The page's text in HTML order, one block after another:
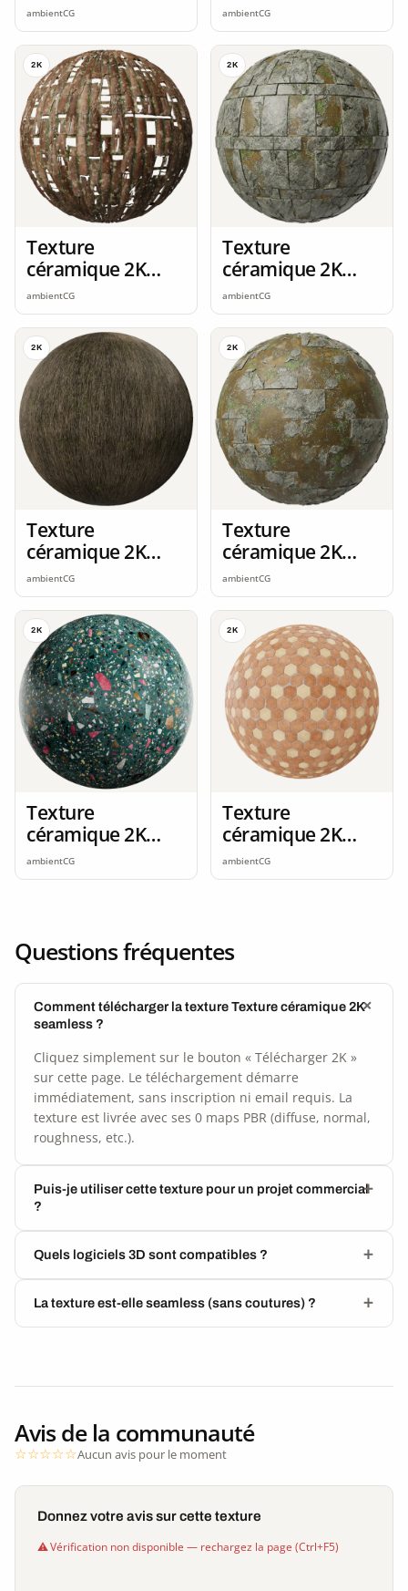
seamless
ambientCG seamless
ambientCG
2K
Texture
céramique 2K
seamless
ambientCG
2K
Texture
céramique 2K
seamless
ambientCG
2K
Texture
céramique 2K
seamless
ambientCG
2K
Texture
céramique 2K
seamless
ambientCG
2K
Texture
céramique 2K
seamless
ambientCG
2K
Texture
céramique 2K
seamless
ambientCG
Questions fréquentes
Comment télécharger la texture Texture céramique 2K
seamless ?
Cliquez simplement sur le bouton « Télécharger 2K »
sur cette page. Le téléchargement démarre
immédiatement, sans inscription ni email requis. La
texture est livrée avec ses 0 maps PBR (diffuse, normal,
roughness, etc.).
Puis-je utiliser cette texture pour un projet commercial
?
Quels logiciels 3D sont compatibles ?
La texture est-elle seamless (sans coutures) ?
Avis de la communauté
Aucun avis pour le moment
Donnez votre avis sur cette texture
Vérification non disponible — rechargez la page (Ctrl+F5)